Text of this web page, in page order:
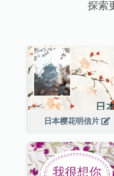
探索
日本樱花明信片